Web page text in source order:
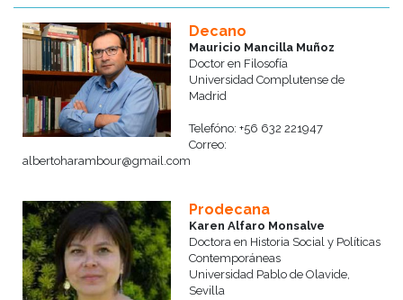
Decano
Mauricio Mancilla Muñoz
Doctor en Filosofía
Universidad Complutense de
Madrid
Telefóno: +56 632 221947
Correo:
albertoharambour@gmail.com
Prodecana
Karen Alfaro Monsalve
Doctora en Historia Social y Políticas
Contemporáneas
Universidad Pablo de Olavide,
Sevilla